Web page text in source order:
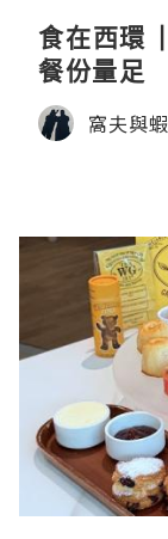
食在西環
餐份量足
窩夫與